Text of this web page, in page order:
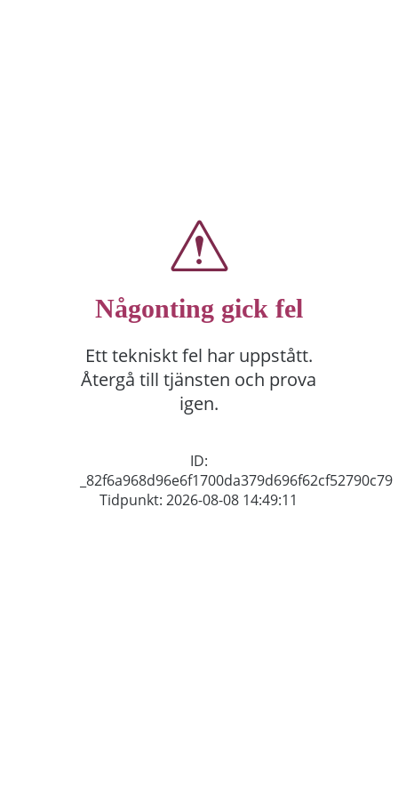
Någonting gick fel
Ett tekniskt fel har uppstått.
Återgå till tjänsten och prova
igen.
ID:
_82f6a968d96e6f1700da379d696f62cf52790c79
Tidpunkt: 2026-08-08 14:49:11